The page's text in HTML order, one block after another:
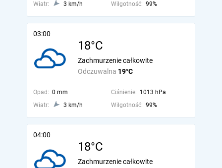
Wiatr:
3 km/h Wilgotność: 99%
03:00
18°C
Odczuwalna 19°C
Zachmurzenie całkowite
Opad: 0 mm Ciśnienie: 1013 hPa
Wiatr:
3 km/h Wilgotność: 99%
04:00
18°C
Zachmurzenie całkowite